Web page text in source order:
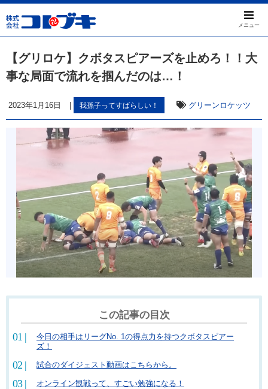
メニュー
【グリロケ】クボタスピアーズを止めろ！！大
事な局面で流れを掴んだのは…！
2023年1月16日 我孫子ってすばらしい！ グリーンロケッツ
この記事の目次
今日の相手はリーグNo. 1の得点力を持つクボタスピアー
ズ！
試合のダイジェスト動画はこちらから。
オンライン観戦って、すごい勉強になる！